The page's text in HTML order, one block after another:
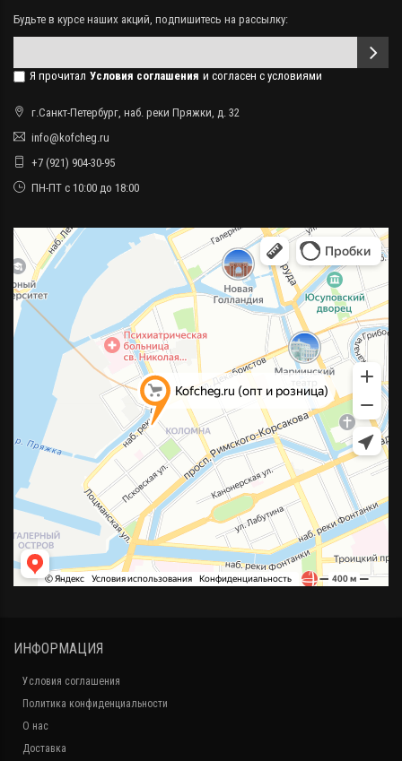
Будьте в курсе наших акций, подпишитесь на рассылку:
Я прочитал Условия соглашения и согласен с условиями
г.Санкт-Петербург, наб. реки Пряжки, д. 32
info@kofcheg.ru
+7 (921) 904-30-95
ПН-ПТ с 10:00 до 18:00
ИНФОРМАЦИЯ
Условия соглашения
Политика конфиденциальности
О нас
Доставка